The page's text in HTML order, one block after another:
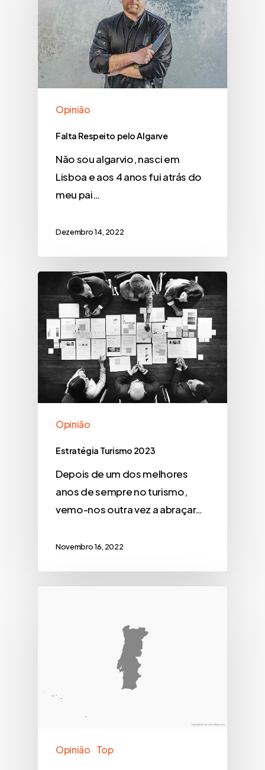
Opinião
Falta Respeito pelo Algarve
Não sou algarvio, nasci em
Lisboa e aos 4 anos fui atrás do
meu pai…
Dezembro 14, 2022
Opinião
Estratégia Turismo 2023
Depois de um dos melhores
anos de sempre no turismo,
vemo-nos outra vez a abraçar…
Novembro 16, 2022
Opinião Top